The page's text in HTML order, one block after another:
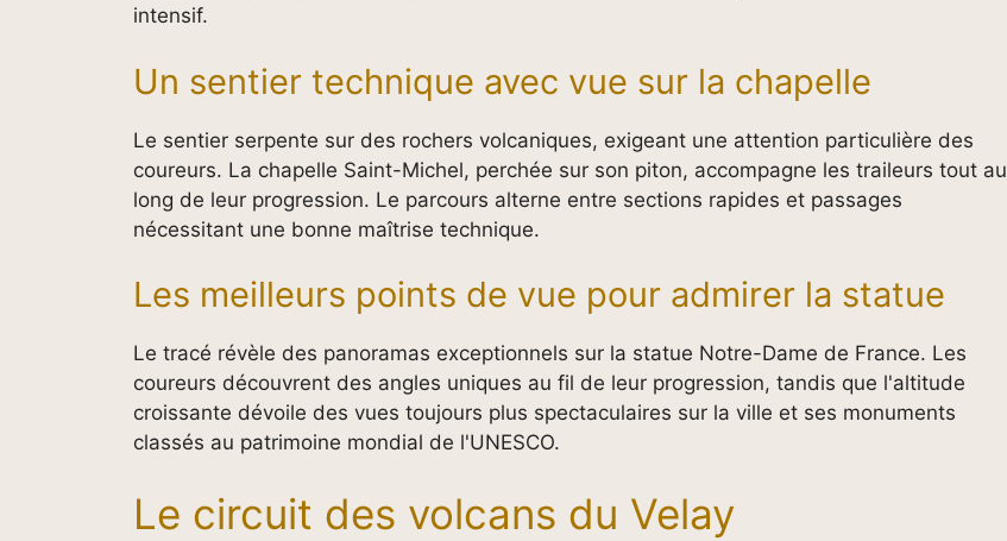
intensif.
Un sentier technique avec vue sur la chapelle
Le sentier serpente sur des rochers volcaniques, exigeant une attention particulière des
coureurs. La chapelle Saint-Michel, perchée sur son piton, accompagne les traileurs tout au
long de leur progression. Le parcours alterne entre sections rapides et passages
nécessitant une bonne maîtrise technique.
Les meilleurs points de vue pour admirer la statue
Le tracé révèle des panoramas exceptionnels sur la statue Notre-Dame de France. Les
coureurs découvrent des angles uniques au fil de leur progression, tandis que l'altitude
croissante dévoile des vues toujours plus spectaculaires sur la ville et ses monuments
classés au patrimoine mondial de l'UNESCO.
Le circuit des volcans du Velay